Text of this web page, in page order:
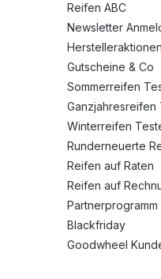
Reifen ABC
Newsletter
Herstelleraktionen
Gutscheine & Co
Sommerreifen
Ganzjahresreifen
Winterreifen
Runderneuerte
Reifen auf Raten
Reifen auf
Partnerprogramm
Blackfriday
Goodwheel